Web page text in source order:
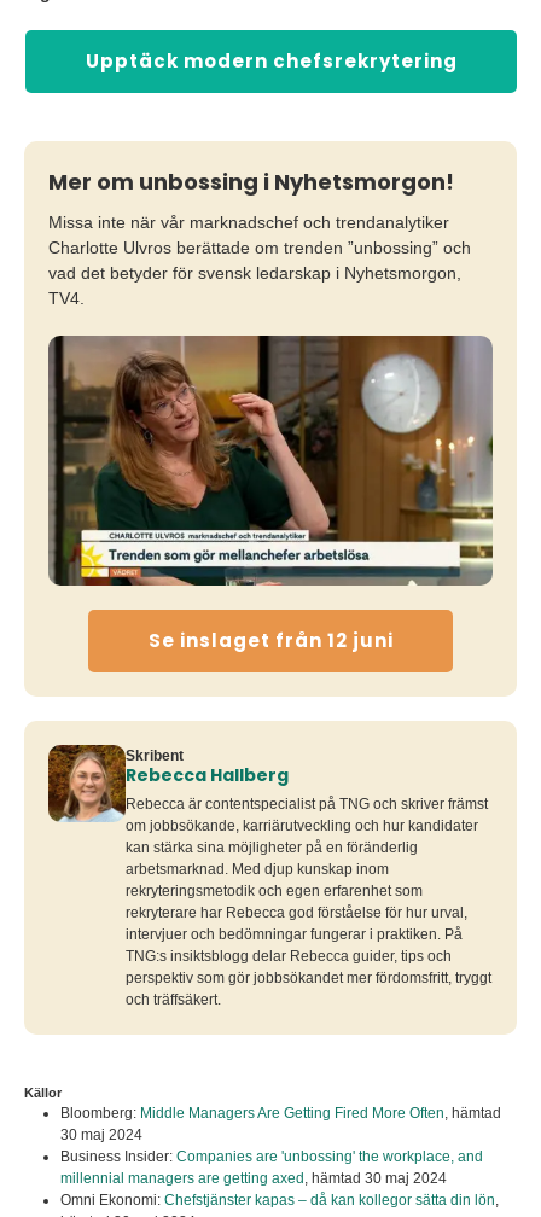
Upptäck modern chefsrekrytering
Mer om unbossing i Nyhetsmorgon!
Missa inte när vår marknadschef och trendanalytiker
Charlotte Ulvros berättade om trenden ”unbossing” och
vad det betyder för svensk ledarskap i Nyhetsmorgon,
TV4.
Se inslaget från 12 juni
Skribent
Rebecca Hallberg
Rebecca är contentspecialist på TNG och skriver främst
om jobbsökande, karriärutveckling och hur kandidater
kan stärka sina möjligheter på en föränderlig
arbetsmarknad. Med djup kunskap inom
rekryteringsmetodik och egen erfarenhet som
rekryterare har Rebecca god förståelse för hur urval,
intervjuer och bedömningar fungerar i praktiken. På
TNG:s insiktsblogg delar Rebecca guider, tips och
perspektiv som gör jobbsökandet mer fördomsfritt, tryggt
och träffsäkert.
Källor
Bloomberg: Middle Managers Are Getting Fired More Often, hämtad
30 maj 2024
Business Insider: Companies are 'unbossing' the workplace, and
millennial managers are getting axed , hämtad 30 maj 2024
Omni Ekonomi: Chefstjänster kapas – då kan kollegor sätta din lön,